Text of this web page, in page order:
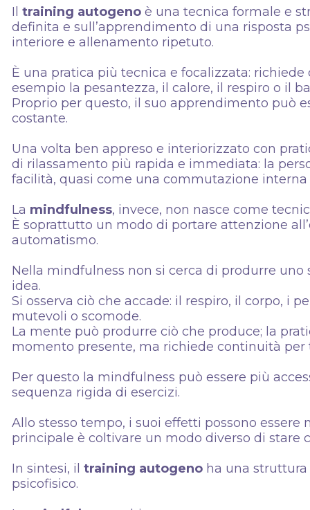
Il training autogeno è una tecnica formale e
definita e sull’apprendimento di una risposta
interiore e allenamento ripetuto.
È una pratica più tecnica e focalizzata:
esempio la pesantezza, il calore, il respiro o il
Proprio per questo, il suo apprendimento può
costante.
Una volta ben appreso e interiorizzato con
di rilassamento più rapida e immediata: la
facilità, quasi come una commutazione interna
La mindfulness, invece, non nasce come
È soprattutto un modo di portare attenzione
automatismo.
Nella mindfulness non si cerca di produrre
idea.
Si osserva ciò che accade: il respiro, il corpo, i
mutevoli o scomode.
La mente può produrre ciò che produce; la
momento presente, ma richiede continuità
Per questo la mindfulness può essere più
sequenza rigida di esercizi.
Allo stesso tempo, i suoi effetti possono
principale è coltivare un modo diverso di stare
In sintesi, il training autogeno ha una
psicofisico.